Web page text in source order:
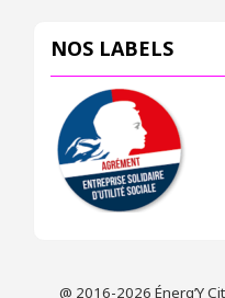
NOS LABELS
@ 2016-2026 Énerg’Y